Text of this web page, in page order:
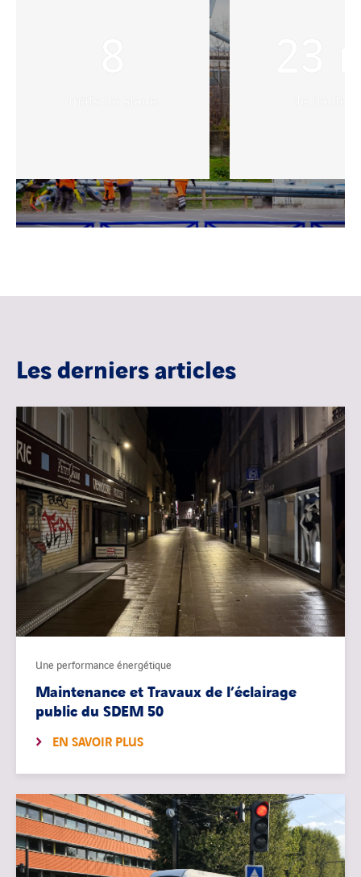
Les derniers articles
Une performance énergétique
Maintenance et Travaux de l’éclairage
public du SDEM 50
EN SAVOIR PLUS